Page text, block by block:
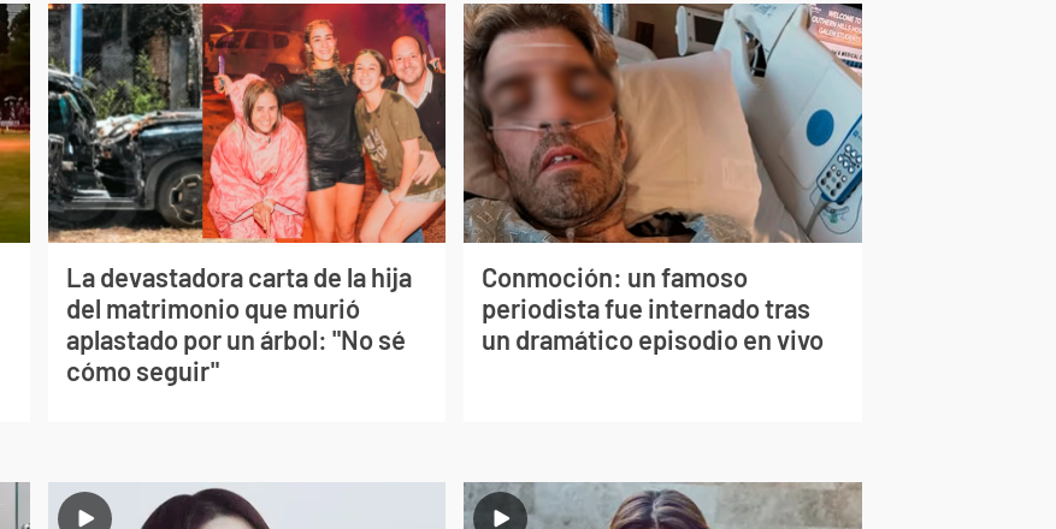
La devastadora carta de la hija
del matrimonio que murió
aplastado por un árbol: "No sé
cómo seguir"
Conmoción: un famoso
periodista fue internado tras
un dramático episodio en vivo